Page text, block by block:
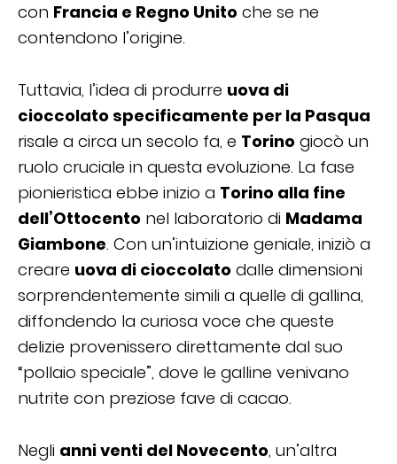
con Francia e Regno Unito che se ne
contendono l’origine.
Tuttavia, l’idea di produrre uova di
cioccolato specificamente per la Pasqua
risale a circa un secolo fa, e Torino giocò un
ruolo cruciale in questa evoluzione. La fase
pionieristica ebbe inizio a Torino alla fine
dell’Ottocento nel laboratorio di Madama
Giambone. Con un’intuizione geniale, iniziò a
creare uova di cioccolato dalle dimensioni
sorprendentemente simili a quelle di gallina,
diffondendo la curiosa voce che queste
delizie provenissero direttamente dal suo
“pollaio speciale”, dove le galline venivano
nutrite con preziose fave di cacao.
Negli anni venti del Novecento, un’altra